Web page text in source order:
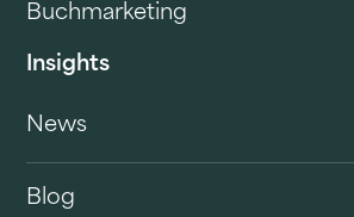
Buchmarketing
Insights
News
Blog